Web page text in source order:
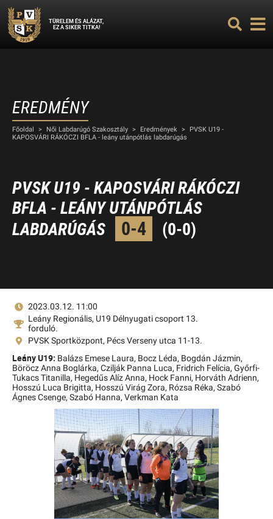
TÜRELEM ÉS ALÁZAT,
EZ A SIKER TITKA!
EREDMÉNY
Főoldal > Női Labdarúgó Szakosztály > Eredmények >
PVSK U19 -
KAPOSVÁRI RÁKÓCZI BFLA - leány utánpótlás labdarúgás
PVSK U19 - KAPOSVÁRI RÁKÓCZI
BFLA - LEÁNY UTÁNPÓTLÁS
LABDARÚGÁS
0-4 (0-0)
2023.03.12. 11:00
Leány Regionális, U19 Délnyugati csoport 13.
forduló.
PVSK Sportközpont, Pécs Verseny utca 11-13.
Leány U19: Balázs Emese Laura, Bocz Léda, Bogdán Jázmin,
Böröcz Anna Boglárka, Czilják Panna Luca, Fridrich Felícia, Győrfi-
Tukacs Titanilla, Hegedűs Alíz Anna, Hock Fanni, Horváth Adrienn,
Hosszú Luca Brigitta, Hosszú Virág Zora, Rózsa Réka, Szabó
Ágnes Csenge, Szabó Hanna, Verkman Kata